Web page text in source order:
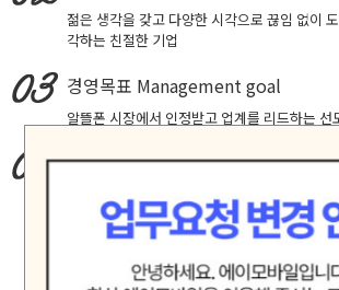
젊은 생각을 갖고 다양한 시각으로 끊임 없이
각하는 친절한 기업
경영목표 Management goal
알뜰폰 시장에서 인정받고 업계를 리드하는 선
핵심가치Core Values
창의적 도전, 실패에 안주하지 않고 성공을 확
전합니다.
고객중심, 고객의 입장에서 생각하고 배려하며
책임과 헌신, 신뢰 존중 배려가 깃든 마음으로
인연을 소중히 여기며 공정하고 바르게 행동합